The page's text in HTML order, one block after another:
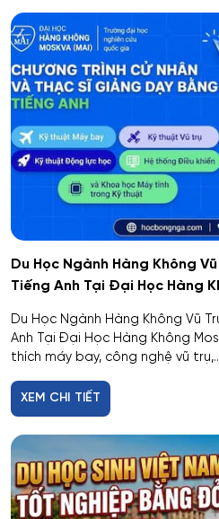
Du Học Ngành Hàng Không
Tiếng Anh Tại Đại Học Hàng
Du Học Ngành Hàng Không Vũ
Anh Tại Đại Học Hàng Không
thích máy bay, công nghệ vũ
XEM CHI TIẾT